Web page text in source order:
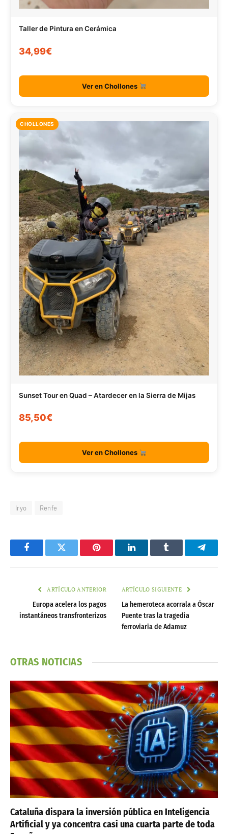
Taller de Pintura en Cerámica
34,99€
Ver en Chollones
CHOLLONES
Sunset Tour en Quad – Atardecer en la Sierra de Mijas
85,50€
Ver en Chollones
Iryo Renfe
FacebookTwitter Pinterest LinkedInTumblr
ARTÍCULO ANTERIOR
Europa acelera los pagos
instantáneos transfronterizos
ARTÍCULO SIGUIENTE
La hemeroteca acorrala a Óscar
Puente tras la tragedia
ferroviaria de Adamuz
OTRAS NOTICIAS
Cataluña dispara la inversión pública en Inteligencia
Artificial y ya concentra casi una cuarta parte de toda